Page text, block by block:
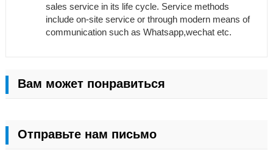
sales service in its life cycle. Service methods
include on-site service or through modern means of
communication such as Whatsapp,wechat etc.
Вам может понравиться
Отправьте нам письмо